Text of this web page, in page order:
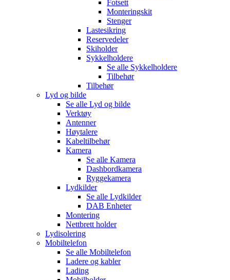
Fotsett
Monteringskit
Stenger
Lastesikring
Reservedeler
Skiholder
Sykkelholdere
Se alle Sykkelholdere
Tilbehør
Tilbehør
Lyd og bilde
Se alle Lyd og bilde
Verktøy
Antenner
Høytalere
Kabeltilbehør
Kamera
Se alle Kamera
Dashbordkamera
Ryggekamera
Lydkilder
Se alle Lydkilder
DAB Enheter
Montering
Nettbrett holder
Lydisolering
Mobiltelefon
Se alle Mobiltelefon
Ladere og kabler
Lading